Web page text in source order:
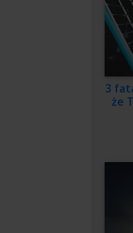
3
że